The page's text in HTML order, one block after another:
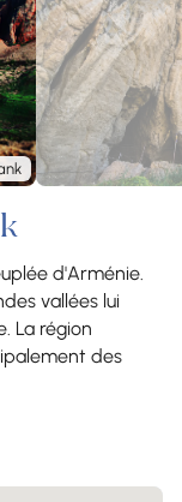
d'Arménie.
vallées lui
La région
des